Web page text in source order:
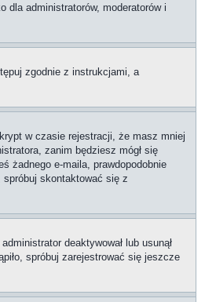
dla administratorów, moderatorów i
zgodnie z instrukcjami, a
w czasie rejestracji, że masz mniej
zanim będziesz mógł się
żadnego e-maila, prawdopodobnie
spróbuj skontaktować się z
deaktywował lub usunął
spróbuj zarejestrować się jeszcze